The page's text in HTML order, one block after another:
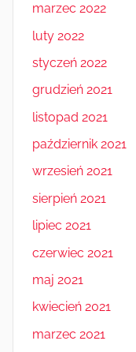
marzec 2022
luty 2022
styczeń 2022
grudzień 2021
listopad 2021
październik 2021
wrzesień 2021
sierpień 2021
lipiec 2021
czerwiec 2021
maj 2021
kwiecień 2021
marzec 2021